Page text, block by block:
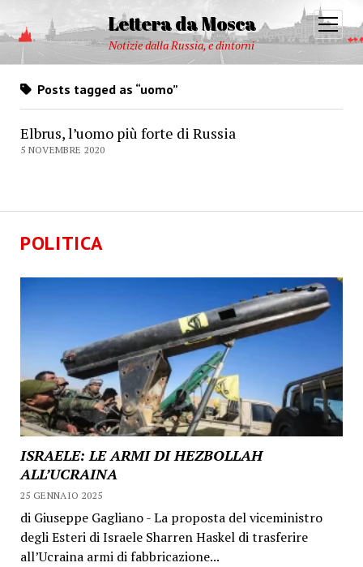
Lettera da Mosca
Notizie dalla Russia, e dintorni
open
menu
POLITICA
ISRAELE: LE ARMI DI HEZBOLLAH
ALL’UCRAINA
25 GENNAIO 2025
di Giuseppe Gagliano - La proposta del viceministro
degli Esteri di Israele Sharren Haskel di trasferire
all’Ucraina armi di fabbricazione...
Posts tagged as “uomo”
Elbrus, l’uomo più forte di Russia
5 NOVEMBRE 2020